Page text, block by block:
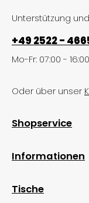
Unterstützung
+49 2522 -
Mo-Fr: 07:00 -
Oder über unser
Shopservice
Informationen
Tische